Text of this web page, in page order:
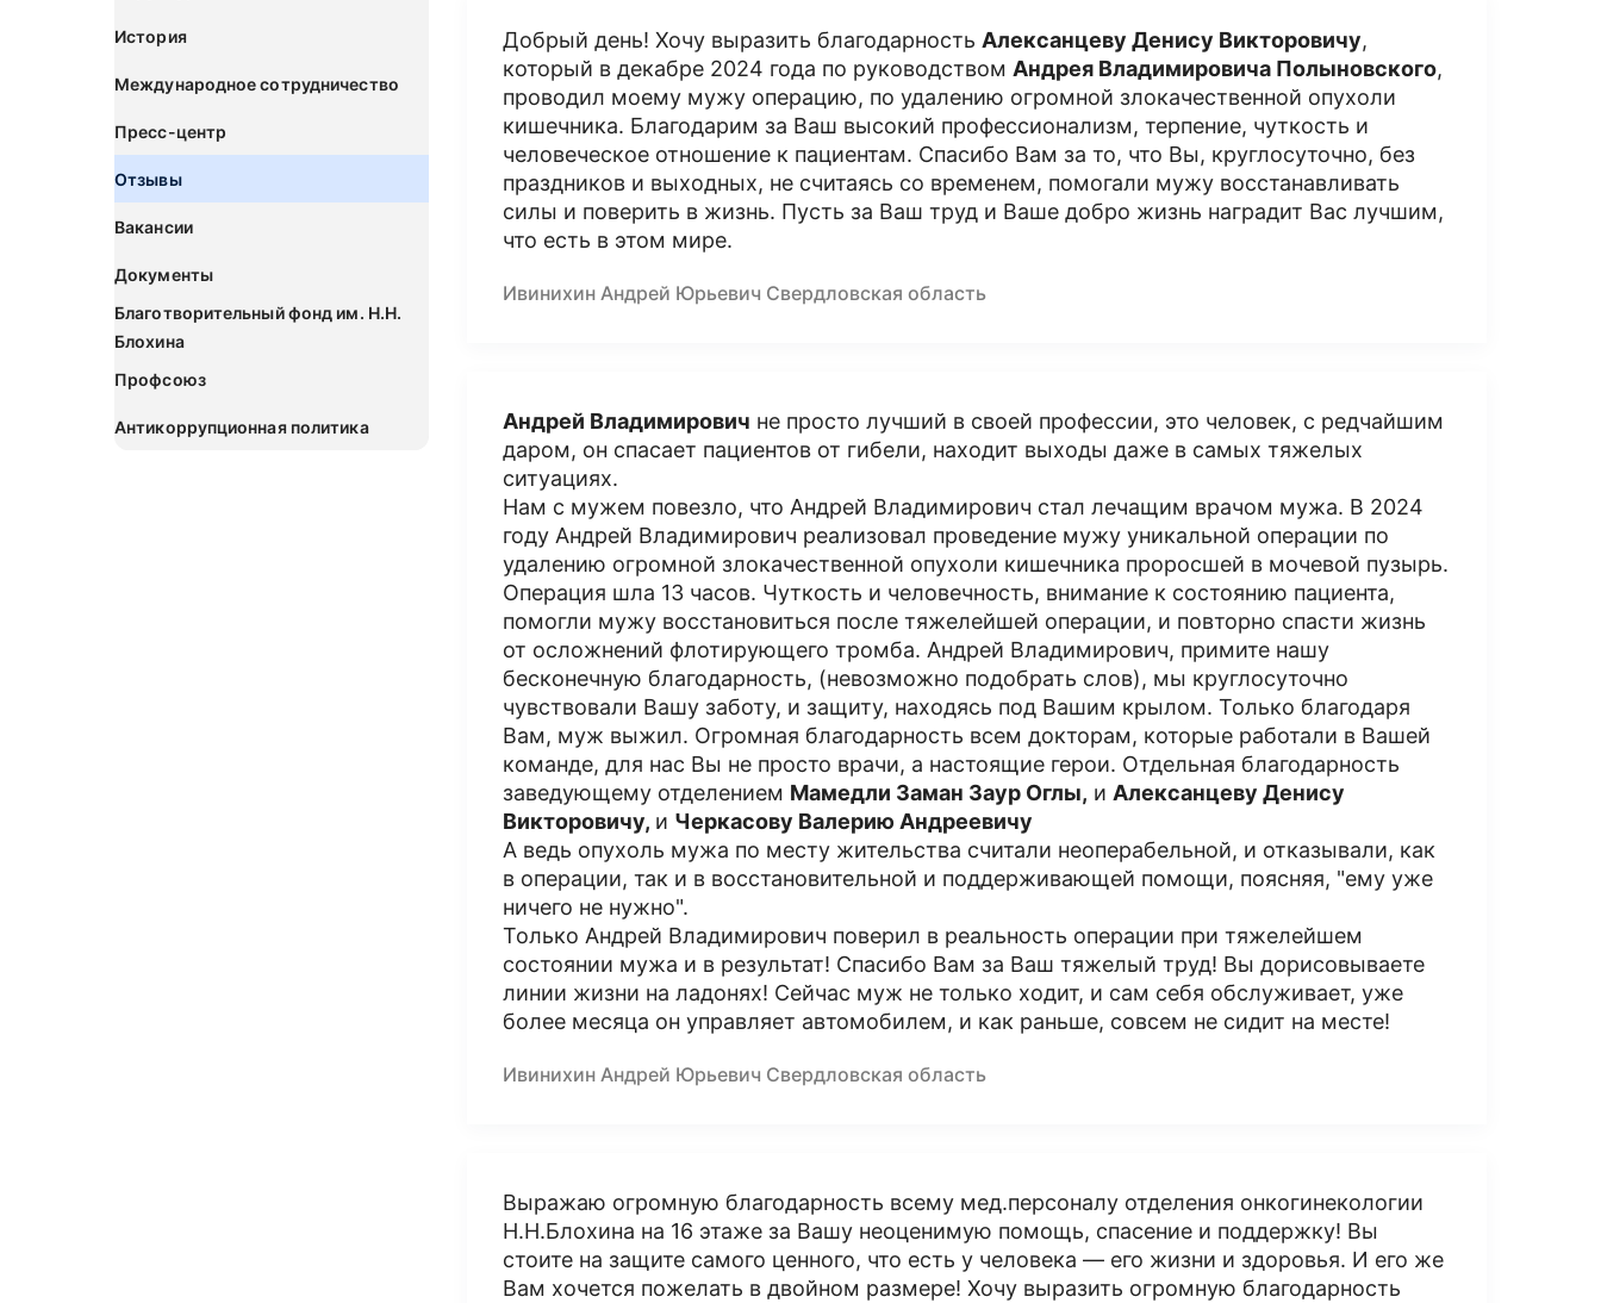
История
Международное сотрудничество
Пресс-центр
Отзывы
Вакансии
Документы
Благотворительный фонд им. Н.Н.
Блохина
Профсоюз
Антикоррупционная политика
Добрый день! Хочу выразить благодарность Алексанцеву Денису Викторовичу,
который в декабре 2024 года по руководством Андрея Владимировича Полыновского,
проводил моему мужу операцию, по удалению огромной злокачественной опухоли
кишечника. Благодарим за Ваш высокий профессионализм, терпение, чуткость и
человеческое отношение к пациентам. Спасибо Вам за то, что Вы, круглосуточно, без
праздников и выходных, не считаясь со временем, помогали мужу восстанавливать
силы и поверить в жизнь. Пусть за Ваш труд и Ваше добро жизнь наградит Вас лучшим,
что есть в этом мире.
Ивинихин Андрей Юрьевич Свердловская область
Андрей Владимирович не просто лучший в своей профессии, это человек, с редчайшим
даром, он спасает пациентов от гибели, находит выходы даже в самых тяжелых
ситуациях.
Нам с мужем повезло, что Андрей Владимирович стал лечащим врачом мужа. В 2024
году Андрей Владимирович реализовал проведение мужу уникальной операции по
удалению огромной злокачественной опухоли кишечника проросшей в мочевой пузырь.
Операция шла 13 часов. Чуткость и человечность, внимание к состоянию пациента,
помогли мужу восстановиться после тяжелейшей операции, и повторно спасти жизнь
от осложнений флотирующего тромба. Андрей Владимирович, примите нашу
бесконечную благодарность, (невозможно подобрать слов), мы круглосуточно
чувствовали Вашу заботу, и защиту, находясь под Вашим крылом. Только благодаря
Вам, муж выжил. Огромная благодарность всем докторам, которые работали в Вашей
команде, для нас Вы не просто врачи, а настоящие герои. Отдельная благодарность
заведующему отделением Мамедли Заман Заур Оглы, и Алексанцеву Денису
Викторовичу, и Черкасову Валерию Андреевичу
А ведь опухоль мужа по месту жительства считали неоперабельной, и отказывали, как
в операции, так и в восстановительной и поддерживающей помощи, поясняя, "ему уже
ничего не нужно".
Только Андрей Владимирович поверил в реальность операции при тяжелейшем
состоянии мужа и в результат! Спасибо Вам за Ваш тяжелый труд! Вы дорисовываете
линии жизни на ладонях! Сейчас муж не только ходит, и сам себя обслуживает, уже
более месяца он управляет автомобилем, и как раньше, совсем не сидит на месте!
Ивинихин Андрей Юрьевич Свердловская область
Выражаю огромную благодарность всему мед.персоналу отделения онкогинекологии
Н.Н.Блохина на 16 этаже за Вашу неоценимую помощь, спасение и поддержку! Вы
стоите на защите самого ценного, что есть у человека — его жизни и здоровья. И его же
Вам хочется пожелать в двойном размере! Хочу выразить огромную благодарность